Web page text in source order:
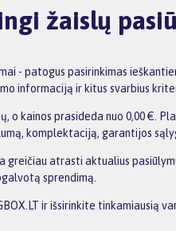
žaislų
- patogus pasirinkimas
informaciją ir kitus svarbius
o kainos prasideda nuo 0,00 €.
komplektaciją, garantijos
greičiau atrasti aktualius
sprendimą.
ir išsirinkite tinkamiausią